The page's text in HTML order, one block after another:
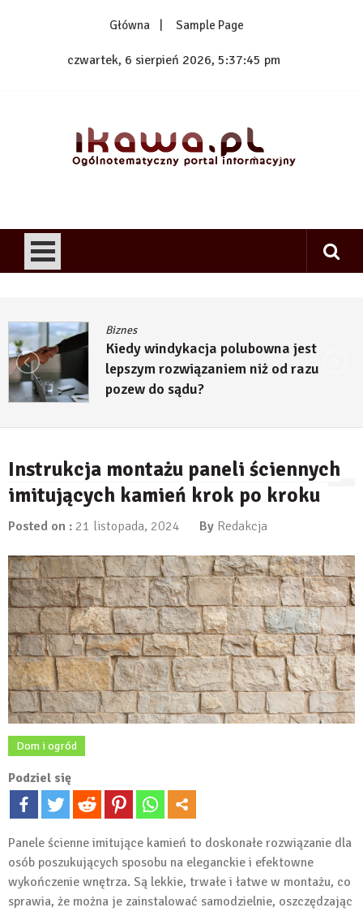
Główna Sample Page
czwartek, 6 sierpień 2026, 5:37:45 pm
Biznes
Kiedy windykacja polubowna jest
lepszym rozwiązaniem niż od razu
pozew do sądu?
Instrukcja montażu paneli ściennych
imitujących kamień krok po kroku
Posted on : 21 listopada, 2024 By Redakcja
Dom i ogród
Podziel się
Panele ścienne imitujące kamień to doskonałe rozwiązanie dla
osób poszukujących sposobu na eleganckie i efektowne
wykończenie wnętrza. Są lekkie, trwałe i łatwe w montażu, co
sprawia, że można je zainstalować samodzielnie, oszczędzając